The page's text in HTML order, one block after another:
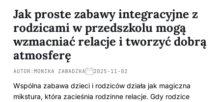
Jak proste zabawy integracyjne z
rodzicami w przedszkolu mogą
wzmacniać relacje i tworzyć dobrą
atmosferę
AUTOR: MONIKA ZAWADZKA 2025-11-02
Wspólna zabawa dzieci i rodziców działa jak magiczna
mikstura, która zacieśnia rodzinne relacje. Gdy rodzice